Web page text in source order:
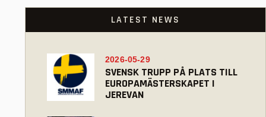
LATEST NEWS
SVENSK TRUPP PÅ PLATS TILL
EUROPAMÄSTERSKAPET I
JEREVAN
2026-05-29